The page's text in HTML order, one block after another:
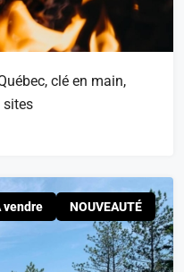
clé en main,
sites
vendre NOUVEAUTÉ